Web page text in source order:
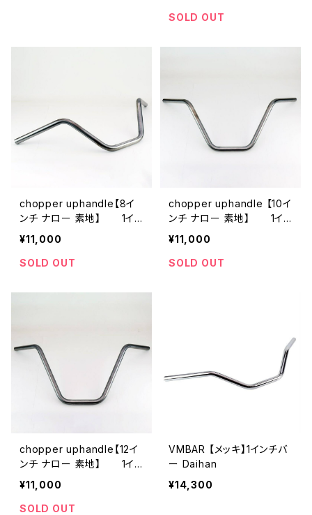
SOLD OUT
chopper uphandle【8イ
ンチ ナロー 素地】 1イン
チバー Daihan
¥11,000
SOLD OUT
chopper uphandle 【10イ
ンチ ナロー 素地】 1イン
チバー Daihan
¥11,000
SOLD OUT
chopper uphandle【12イ
ンチ ナロー 素地】 1イン
チバー Daihan
¥11,000
SOLD OUT
VMBAR 【メッキ】1インチバ
ー Daihan
¥14,300